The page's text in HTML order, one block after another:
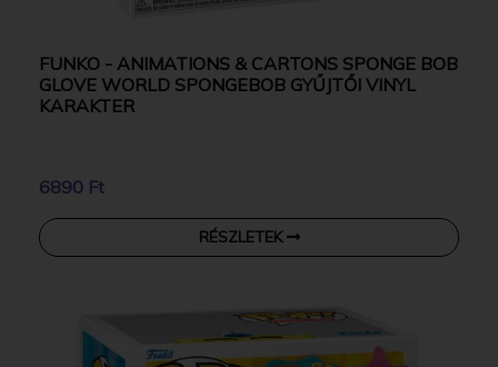
FUNKO - ANIMATIONS & CARTONS SPONGE BOB
GLOVE WORLD SPONGEBOB GYŰJTŐI VINYL
KARAKTER
6890 Ft
RÉSZLETEK